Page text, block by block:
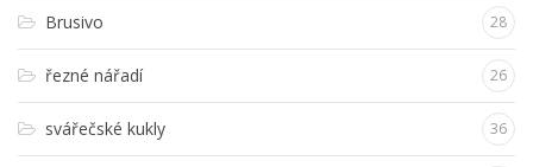
Brusivo 28
řezné nářadí 26
svářečské kukly 36